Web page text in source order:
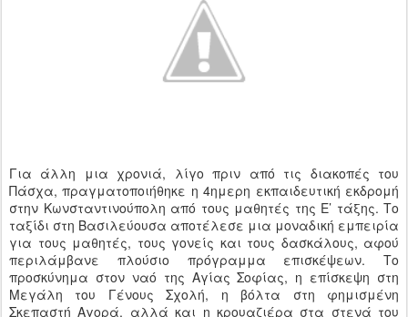
Για άλλη μια χρονιά, λίγο πριν από τις διακοπές του
Πάσχα, πραγματοποιήθηκε η 4ημερη εκπαιδευτική εκδρομή
στην Κωνσταντινούπολη από τους μαθητές της Ε’ τάξης. Το
ταξίδι στη Βασιλεύουσα αποτέλεσε μια μοναδική εμπειρία
για τους μαθητές, τους γονείς και τους δασκάλους, αφού
περιλάμβανε πλούσιο πρόγραμμα επισκέψεων. Το
προσκύνημα στον ναό της Αγίας Σοφίας, η επίσκεψη στη
Μεγάλη του Γένους Σχολή, η βόλτα στη φημισμένη
Σκεπαστή Αγορά, αλλά και η κρουαζιέρα στα στενά του